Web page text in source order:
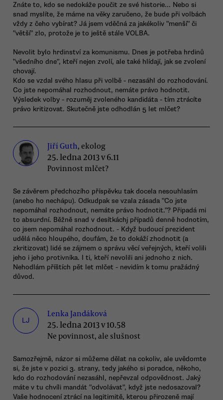
Znáte to, kdo se nedokáže poučit ze své historie... Nebo si
snad myslíte, že máme na věky zaručeno, že bude při volbách
vždy z čeho vybírat? Já jsem vděčná za jakékoliv "menší" či
"větší" zlo, protože je to ještě stále VOLBA.
Nevolit bylo hrdinství za komunismu. Dnes je potřeba hrdinů
"všedního dne", kteří nejen zvolí, ale také hlídají, jak se zvolení
chovají.
Kdo se vzdal svého hlasu při volbě - nezasáhl do rozhodování.
Co jste nepomáhal rozhodnout, nemáte právo hodnotit.
Výsledek volby - rozuměj zvoleného kandidáta - tím ztrácíte
právo kritizovat. Skutečně jste odhodlán 5 let mlčet?
Jiří Guth, ekolog
25. ledna 2013 v 6.11
Povinnost mlčet?
Se závěrem předchozího příspěvku tak docela nesouhlasím
(anebo ho nechápu). Odkudpak se vzala zásada "Co jste
nepomáhal rozhodnout, nemáte právo hodnotit."? Připadá mi
to absurdní. Běžně snad v desítkáchj případů denně hodnotím,
co jsem nepomáhal rozhodnout. - Když budoucí prezident
udělá něco hloupého, doufám, že to dokáží zhodnotit (a
zkritizovat) lidé se zájmem o správu věcí veřejných, kteří volili
jeho i jeho protivníka. I ti, kteří nevolili ani jednoho z nich.
Nehodlám příštích pět let mlčet - nevidím k tomu pražádný
důvod.
LJ
Lenka Jandáková
25. ledna 2013 v 10.58
Ne povinnost, ale slušnost
Samozřejmě, názor si můžeme dělat na cokoliv, ale uvědomte
si, že jste v pozici 3. strany, tedy jakého si poradce, někoho,
kdo do rozhodování nezasáhl, nepřevzal odpovědnost. Jaký
máte v tu chvíli mandát "odvolávat", když jste nedosazoval?
Vaše hodnocení ztrácí na legitimitě, kterou přirozeně mají